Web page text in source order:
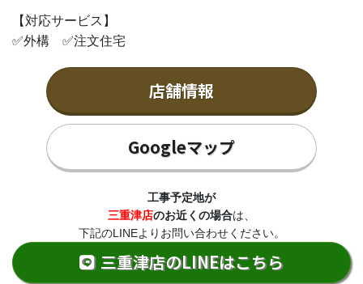
【対応サービス】
✅外構 ✅注文住宅
店舗情報
Googleマップ
工事予定地が
三重津店のお近くの場合は、
下記のLINEよりお問い合わせください。
三重津店のLINEはこちら